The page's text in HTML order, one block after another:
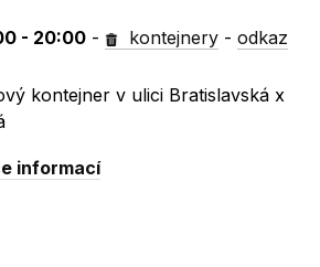
- 20:00 - kontejnery -odkaz
kontejner v ulici Bratislavská x
informací